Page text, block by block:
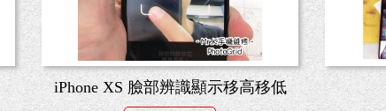
iPhone XS 臉部辨識顯示移高移低